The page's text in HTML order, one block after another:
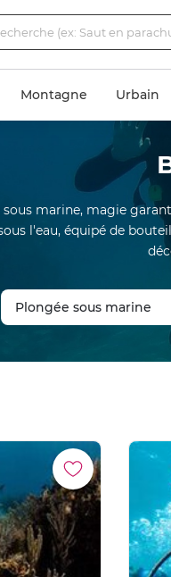
Montagne Urbain
marine, magie
l'eau, équipé de